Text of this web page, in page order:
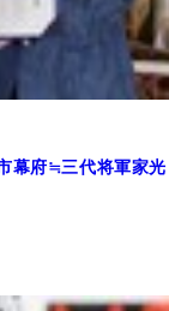
幕府≒三代将軍家光